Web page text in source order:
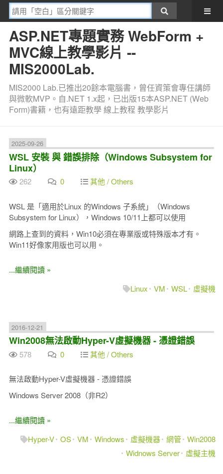
ASP.NET專題實務 WebForm +
MVC線上教學影片 --
MIS2000Lab.
MIS2000 Lab.已推出20餘本電腦書，曾任資策會專任講師
與微軟MVP。自.NET 1.x起，已出版15本ASP.NET (Web
Form)書籍，也有遠距教學 線上教程 教學影片
2025-09-26
WSL 安裝 與 錯誤排除（Windows Subsystem for
Linux）
262 0 其他 / Others
WSL 是「適用於Linux 的Windows 子系統」（Windows
Subsystem for Linux），Windows 10/11上都可以使用
網路上查到的資料，Win10必須在專業版或特殊版本才有。
Win11好像家用版也可以用。
...繼續閱讀 »
Linux
VM WSL 虛擬機
2016-12-21
Win2008無法啟動Hyper-V虛擬機器 - 憑證錯誤
578 0 其他 / Others
無法啟動Hyper-V虛擬機器 - 憑證錯誤
Windows Server 2008（非R2）
...繼續閱讀 »
Hyper-V OS VM Windows 虛擬機器 網管 Win2008
Widnows Server
虛擬主機